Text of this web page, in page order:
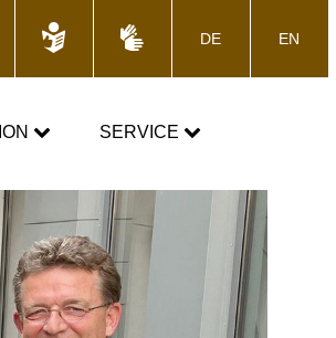
DE EN
DOPING
SERVICE
News
Presse